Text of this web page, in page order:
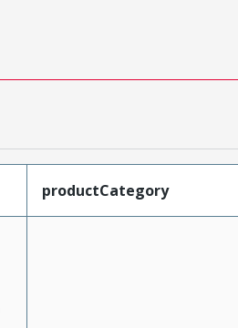
productCategory